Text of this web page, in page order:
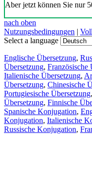
Aber jetzt können Sie nur
nach oben
Nutzungsbedingungen |
Select a language
Englische Übersetzung,
Übersetzung, Französische
Italienische Übersetzung,
Übersetzung, Chinesische
Portugiesische Übersetzung,
Übersetzung, Finnische
Spanische Konjugation,
Konjugation, Italienische
Russische Konjugation,